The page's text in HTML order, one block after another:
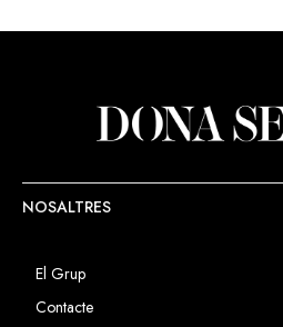
NOSALTRES
El Grup
Contacte